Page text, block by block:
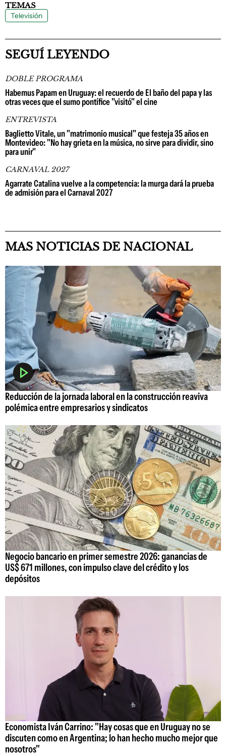
TEMAS
Televisión
SEGUÍ LEYENDO
DOBLE PROGRAMA
Habemus Papam en Uruguay: el recuerdo de El baño del papa y las
otras veces que el sumo pontífice "visitó" el cine
ENTREVISTA
Baglietto Vitale, un "matrimonio musical" que festeja 35 años en
Montevideo: "No hay grieta en la música, no sirve para dividir, sino
para unir"
CARNAVAL 2027
Agarrate Catalina vuelve a la competencia: la murga dará la prueba
de admisión para el Carnaval 2027
MAS NOTICIAS DE NACIONAL
Reducción de la jornada laboral en la construcción reaviva
polémica entre empresarios y sindicatos
Negocio bancario en primer semestre 2026: ganancias de
US$ 671 millones, con impulso clave del crédito y los
depósitos
Economista Iván Carrino: "Hay cosas que en Uruguay no se
discuten como en Argentina; lo han hecho mucho mejor que
nosotros"